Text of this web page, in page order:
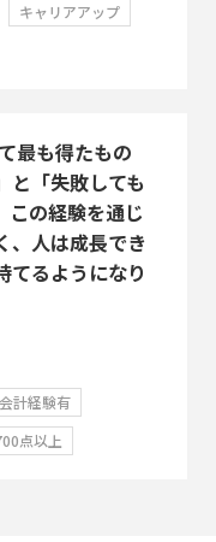
キャリアアップ
最も得たもの
と「失敗しても
この経験を通じ
、人は成長でき
てるようになり
会計経験有
点以上